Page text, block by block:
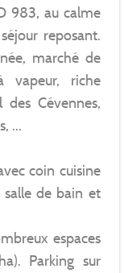
983, au calme
reposant.
marché de
vapeur, riche
Cévennes,
...
coin cuisine
salle de bain et
espaces
Parking sur